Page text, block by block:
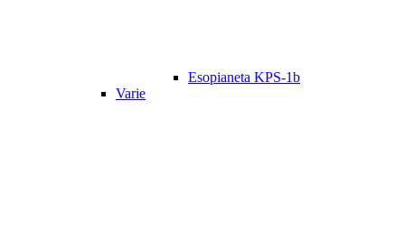
Esopianeta KPS-1b
Varie